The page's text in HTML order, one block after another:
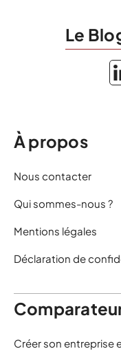
Le
À propos
Nous contacter
Qui sommes-nous ?
Mentions légales
Déclaration de
Créer son entreprise